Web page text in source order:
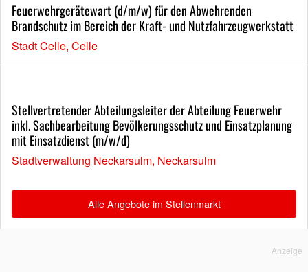
Feuerwehrgerätewart (d/m/w) für den Abwehrenden
Brandschutz im Bereich der Kraft- und Nutzfahrzeugwerkstatt
Stadt Celle, Celle
Stellvertretender Abteilungsleiter der Abteilung Feuerwehr
inkl. Sachbearbeitung Bevölkerungsschutz und Einsatzplanung
mit Einsatzdienst (m/w/d)
Stadtverwaltung Neckarsulm, Neckarsulm
Alle Angebote im Stellenmarkt
Anzeige